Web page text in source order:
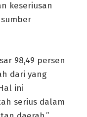
keseriusan
98,49 persen
dari yang
ini
serius dalam